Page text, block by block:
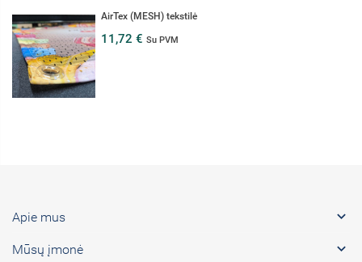
AirTex (MESH) tekstilė
11,72 € Su PVM
Apie mus 
Mūsų įmonė 